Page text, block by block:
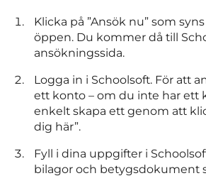
Klicka på ”Ansök nu” som
öppen. Du kommer då till
ansökningssida.
Logga in i Schoolsoft. För att
ett konto – om du inte har ett
enkelt skapa ett genom att
dig här”.
Fyll i dina uppgifter i
bilagor och betygsdokument